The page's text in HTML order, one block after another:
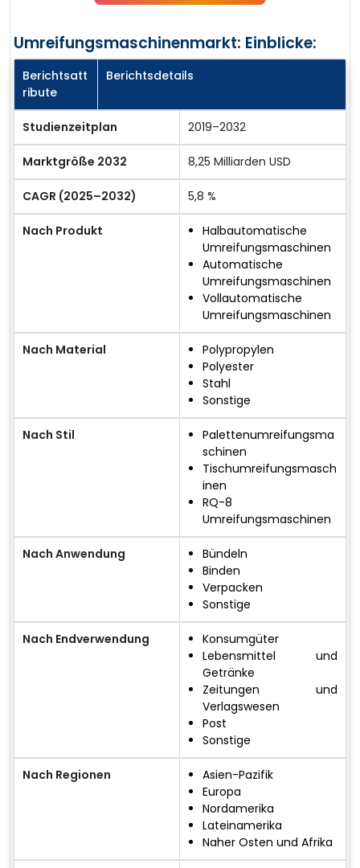
Umreifungsmaschinenmarkt: Einblicke:
Berichtsatt
ribute
Berichtsdetails
Studienzeitplan 2019–2032
Marktgröße 2032 8,25 Milliarden USD
CAGR (2025–2032) 5,8 %
Nach Produkt
Halbautomatische
Umreifungsmaschinen
Automatische
Umreifungsmaschinen
Vollautomatische
Umreifungsmaschinen
Nach Material
Polypropylen
Polyester
Stahl
Sonstige
Nach Stil
Palettenumreifungsma
schinen
Tischumreifungsmasch
inen
RQ-8
Umreifungsmaschinen
Nach Anwendung
Bündeln
Binden
Verpacken
Sonstige
Nach Endverwendung
Konsumgüter
Lebensmittel und
Getränke
Zeitungen und
Verlagswesen
Post
Sonstige
Nach Regionen
Asien-Pazifik
Europa
Nordamerika
Lateinamerika
Naher Osten und Afrika